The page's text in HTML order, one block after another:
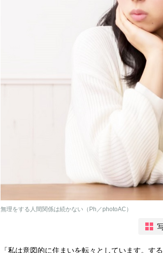
無理をする人間関係は続かない（Ph／photoAC）
「私は意図的に住まいを転々としています。す